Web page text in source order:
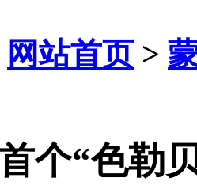
网站首页>
个“色勒